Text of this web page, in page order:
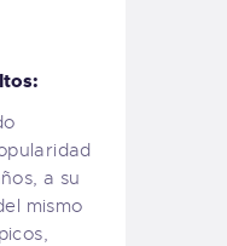
a su
mismo